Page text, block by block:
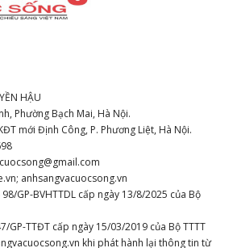
HẬU
Phường Bạch Mai, Hà Nội.
mới Định Công, P. Phương Liệt, Hà Nội.
anhsangvacuocsong.vn
98/GP-BVHTTDL cấp ngày 13/8/2025 của Bộ
GP-TTĐT cấp ngày 15/03/2019 của Bộ TTTT
khi phát hành lại thông tin từ